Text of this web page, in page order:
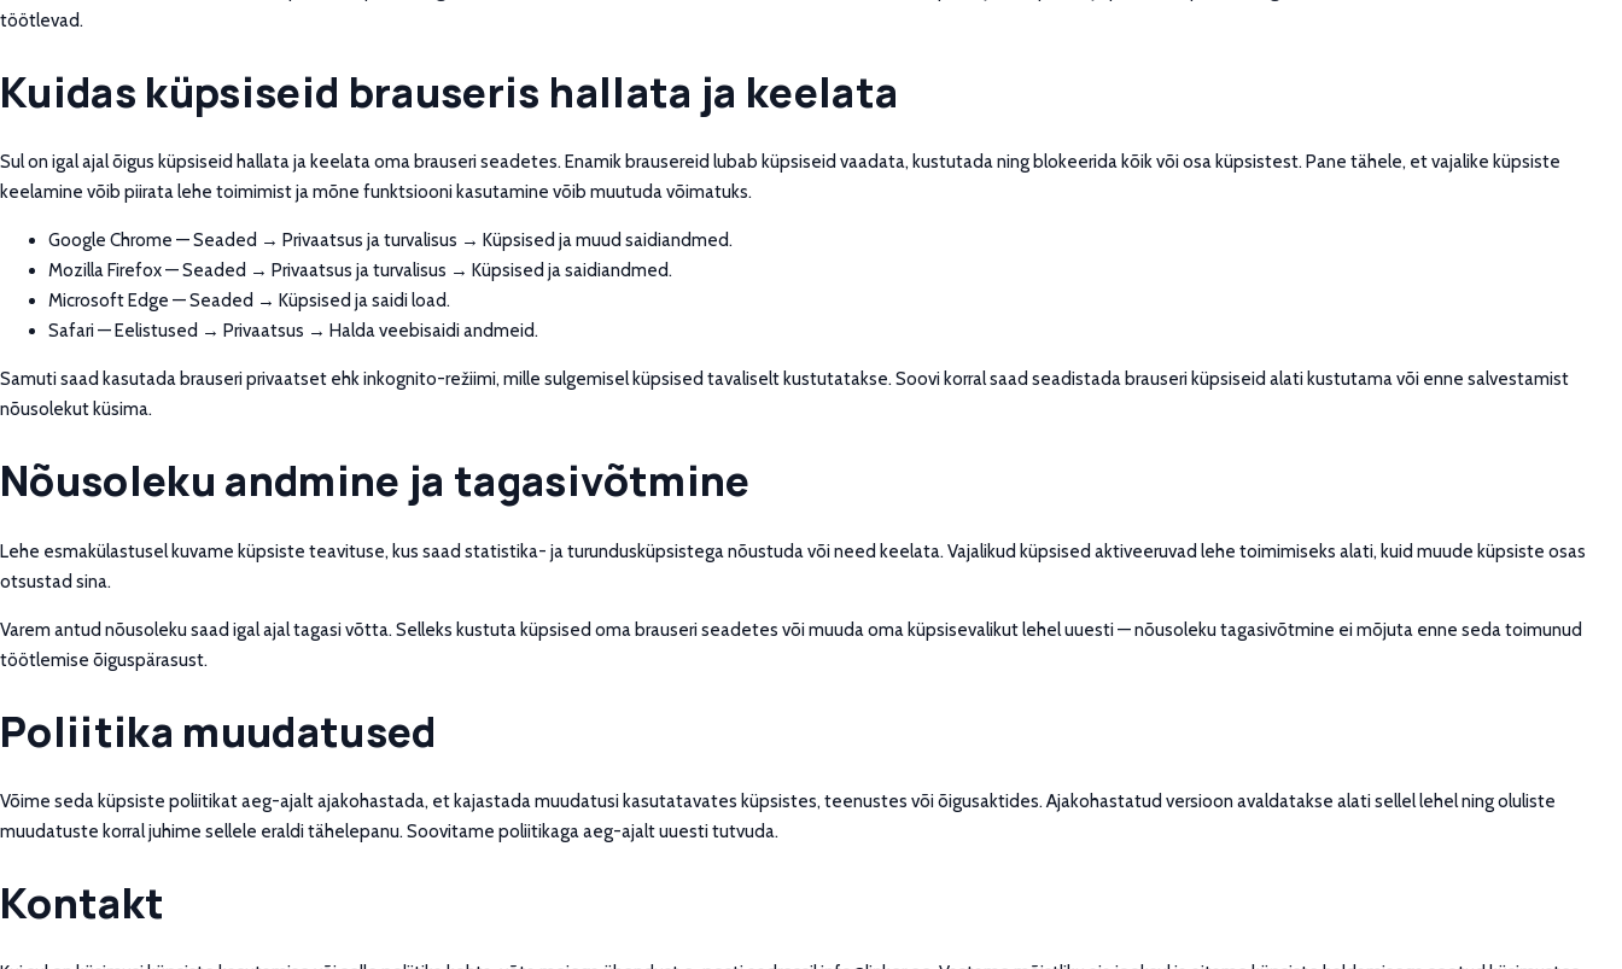
töötlevad.
Kuidas küpsiseid brauseris hallata ja keelata
Sul on igal ajal õigus küpsiseid hallata ja keelata oma brauseri seadetes. Enamik brausereid lubab küpsiseid vaadata, kustutada ning blokeerida kõik või osa küpsistest. Pane tähele, et vajalike küpsiste
keelamine võib piirata lehe toimimist ja mõne funktsiooni kasutamine võib muutuda võimatuks.
Google Chrome — Seaded → Privaatsus ja turvalisus → Küpsised ja muud saidiandmed.
Mozilla Firefox — Seaded → Privaatsus ja turvalisus → Küpsised ja saidiandmed.
Microsoft Edge — Seaded → Küpsised ja saidi load.
Safari — Eelistused → Privaatsus → Halda veebisaidi andmeid.
Samuti saad kasutada brauseri privaatset ehk inkognito-režiimi, mille sulgemisel küpsised tavaliselt kustutatakse. Soovi korral saad seadistada brauseri küpsiseid alati kustutama või enne salvestamist
nõusolekut küsima.
Nõusoleku andmine ja tagasivõtmine
Lehe esmakülastusel kuvame küpsiste teavituse, kus saad statistika- ja turundusküpsistega nõustuda või need keelata. Vajalikud küpsised aktiveeruvad lehe toimimiseks alati, kuid muude küpsiste osas
otsustad sina.
Varem antud nõusoleku saad igal ajal tagasi võtta. Selleks kustuta küpsised oma brauseri seadetes või muuda oma küpsisevalikut lehel uuesti — nõusoleku tagasivõtmine ei mõjuta enne seda toimunud
töötlemise õiguspärasust.
Poliitika muudatused
Võime seda küpsiste poliitikat aeg-ajalt ajakohastada, et kajastada muudatusi kasutatavates küpsistes, teenustes või õigusaktides. Ajakohastatud versioon avaldatakse alati sellel lehel ning oluliste
muudatuste korral juhime sellele eraldi tähelepanu. Soovitame poliitikaga aeg-ajalt uuesti tutvuda.
Kontakt